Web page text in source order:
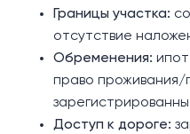
Границы участка:
отсутствие
Обременения:
право проживания/
Доступ к дороге: